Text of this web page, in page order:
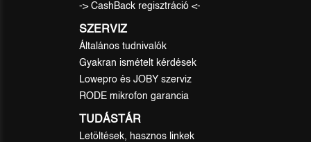
-> CashBack regisztráció <-
SZERVIZ
Általános tudnivalók
Gyakran ismételt kérdések
Lowepro és JOBY szerviz
RODE mikrofon garancia
TUDÁSTÁR
Letöltések, hasznos linkek